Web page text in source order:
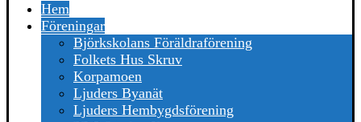
Hem
Föreningar
Björkskolans Föräldraförening
Folkets Hus Skruv
Korpamoen
Ljuders Byanät
Ljuders Hembygdsförening